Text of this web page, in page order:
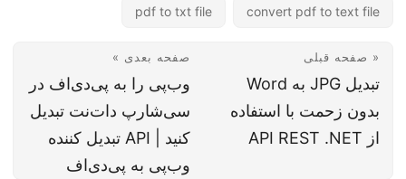
convert pdf to text file
pdf to txt file
« صفحه قبلی
تبدیل JPG به Word
بدون زحمت با استفاده
از API REST .NET
صفحه بعدی »
وب‌پی را به پی‌دی‌اف در
سی‌شارپ دات‌نت تبدیل
کنید | API تبدیل کننده
وب‌پی به پی‌دی‌اف